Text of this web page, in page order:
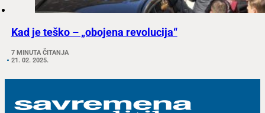
Kad je teško – „obojena revolucija“
7 MINUTA ČITANJA
21. 02. 2025.